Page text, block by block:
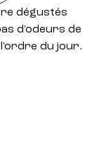
dégustés
d'odeurs de
du jour.